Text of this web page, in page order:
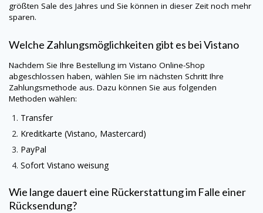
größten Sale des Jahres und Sie können in dieser Zeit noch mehr
sparen.
Welche Zahlungsmöglichkeiten gibt es beiVistano
Nachdem Sie Ihre Bestellung im Vistano Online-Shop
abgeschlossen haben, wählen Sie im nächsten Schritt Ihre
Zahlungsmethode aus. Dazu können Sie aus folgenden
Methoden wählen:
Transfer
Kreditkarte (Vistano, Mastercard)
PayPal
Sofort Vistano weisung
Wie lange dauert eine Rückerstattung im Falle einer
Rücksendung?